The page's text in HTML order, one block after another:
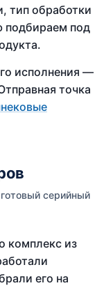
тип обработки
подбираем под
исполнения —
точка
серийный
комплекс из
его на